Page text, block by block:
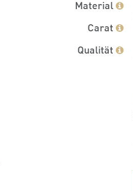
Material
Carat
Qualität